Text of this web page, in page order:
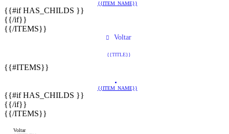
{{ITEM_NAME}}
{{#if HAS_CHILDS }}
{{/if}}
{{/ITEMS}}
Voltar
{{TITLE}}
{{#ITEMS}}
{{ITEM_NAME}}
{{#if HAS_CHILDS }}
{{/if}}
{{/ITEMS}}
Voltar